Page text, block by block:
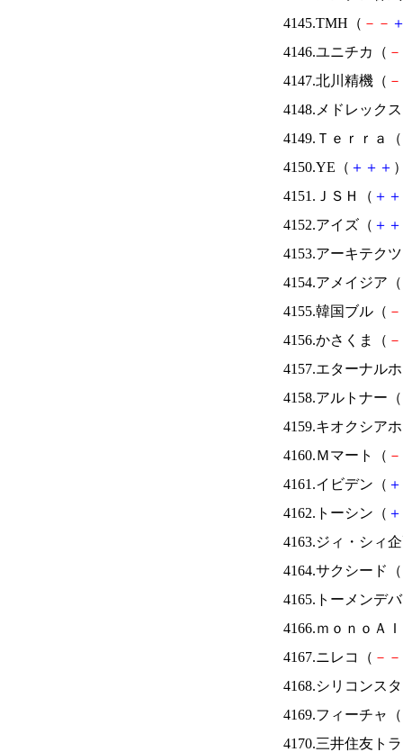
4145.TMH（ － －
4146.ユニチカ（ －
4147.北川精機（ －
4148.メドレック
4149.Ｔｅｒｒａ（
4150.YE（ ＋ ＋ ＋
4151.ＪＳＨ（ ＋ ＋
4152.アイズ（ ＋ ＋
4153.アーキテク
4154.アメイジア（
4155.韓国ブル（ －
4156.かさくま（ －
4157.エターナル
4158.アルトナー（
4159.キオクシア
4160.Ｍマート（ －
4161.イビデン（ ＋
4162.トーシン（ ＋
4163.ジィ・シィ
4164.サクシード（
4165.トーメンデ
4166.ｍｏｎｏＡ
4167.ニレコ（ － －
4168.シリコンス
4169.フィーチャ（
4170.三井住友ト